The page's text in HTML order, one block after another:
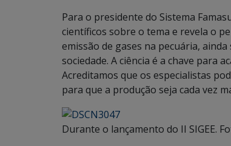
Para o presidente do Sistema
científicos sobre o tema e revela o
emissão de gases na pecuária,
sociedade. A ciência é a chave para
Acreditamos que os especialistas
para que a produção seja cada vez
Durante o lançamento do II SIGEE.